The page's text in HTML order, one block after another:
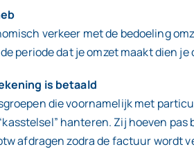
verkeer met de bedoeling
periode dat je omzet maakt dien
is betaald
die voornamelijk met
hanteren. Zij hoeven
afdragen zodra de factuur wordt